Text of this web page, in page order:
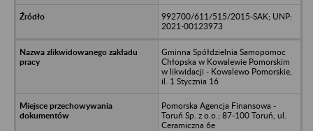
992700/611/515/2015-SAK; UNP:
2021-00123973
Gminna Spółdzielnia Samopomoc
Chłopska w Kowalewie Pomorskim
w likwidacji - Kowalewo Pomorskie,
il. 1 Stycznia 16
Pomorska Agencja Finansowa -
Toruń Sp. z o.o.; 87-100 Toruń, ul.
Ceramiczna 6e